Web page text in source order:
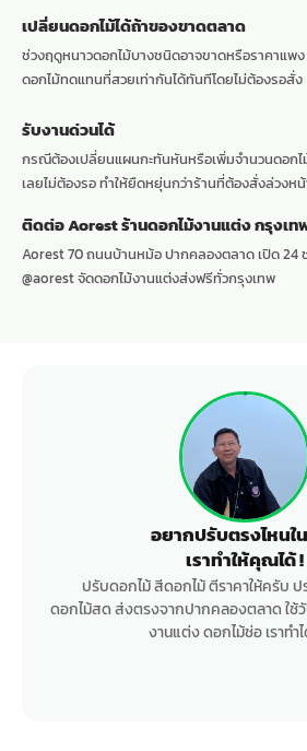
เปลี่ยนดอกไม้ได้ถ้าของขาดตลาด
ช่วงฤดูหนาวดอกไม้บางชนิดอาจขาดหรือราคาแพ
ดอกไม้ทดแทนที่สวยเท่ากันได้ทันทีโดยไม่ต้องรอสั่ง
รับงานด่วนได้
กรณีต้องเปลี่ยนแผนกะทันหันหรือเพิ่มจำนวนดอกไ
เลยไม่ต้องรอ ทำให้ยืดหยุ่นกว่าร้านที่ต้องสั่งล่วงหน้
ติดต่อ Aorest ร้านดอกไม้งานแต่ง กรุงเท
Aorest 70 ถนนบ้านหม้อ ปากคลองตลาด เปิด 24
@aorest จัดดอกไม้งานแต่งส่งฟรีทั่วกรุงเทพ
อยากปรับตรงไหนใ
เราทำให้คุณได้ !
ปรับดอกไม้ สีดอกไม้ ตีราคาให้ครับ
ดอกไม้สด ส่งตรงจากปากคลองตลาด ใช้
งานแต่ง ดอกไม้ช่อ เราทำ